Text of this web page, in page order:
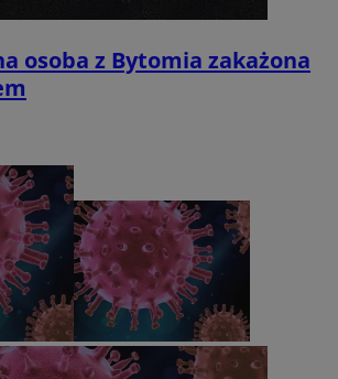
osoba z Bytomia zakażona